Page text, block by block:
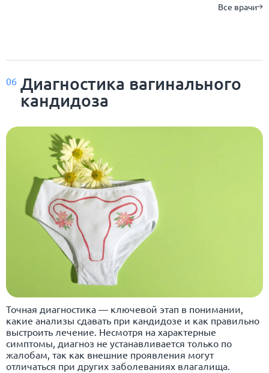
Все врачи
06 Диагностика вагинального
кандидоза
Точная диагностика — ключевой этап в понимании,
какие анализы сдавать при кандидозе и как правильно
выстроить лечение. Несмотря на характерные
симптомы, диагноз не устанавливается только по
жалобам, так как внешние проявления могут
отличаться при других заболеваниях влагалища.